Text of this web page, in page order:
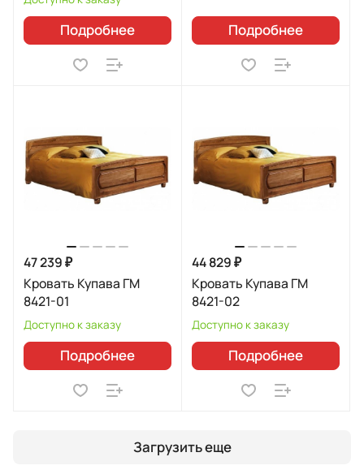
Подробнее Подробнее
47 239 ₽
Кровать Купава ГМ
8421-01
Доступно к заказу
Подробнее
44 829 ₽
Кровать Купава ГМ
8421-02
Доступно к заказу
Подробнее
Загрузить еще